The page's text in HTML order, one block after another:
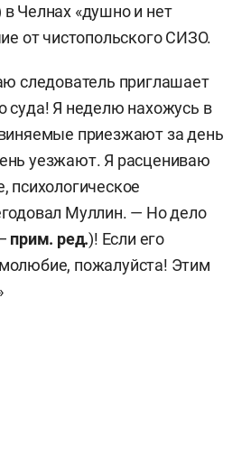
Челнах «душно и нет
от чистопольского СИЗО.
следователь приглашает
суда! Я неделю нахожусь в
приезжают за день
уезжают. Я расцениваю
психологическое
Муллин. — Но дело
прим. ред.)! Если его
пожалуйста! Этим